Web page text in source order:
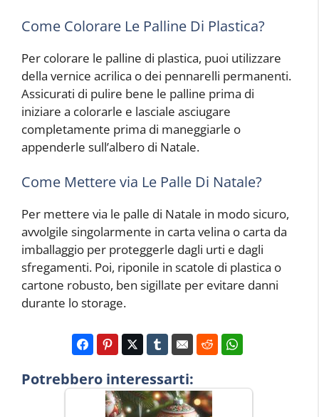
Come Colorare Le Palline Di Plastica?
Per colorare le palline di plastica, puoi utilizzare
della vernice acrilica o dei pennarelli permanenti.
Assicurati di pulire bene le palline prima di
iniziare a colorarle e lasciale asciugare
completamente prima di maneggiarle o
appenderle sull’albero di Natale.
Come Mettere via Le Palle Di Natale?
Per mettere via le palle di Natale in modo sicuro,
avvolgile singolarmente in carta velina o carta da
imballaggio per proteggerle dagli urti e dagli
sfregamenti. Poi, riponile in scatole di plastica o
cartone robusto, ben sigillate per evitare danni
durante lo storage.
Potrebbero interessarti: